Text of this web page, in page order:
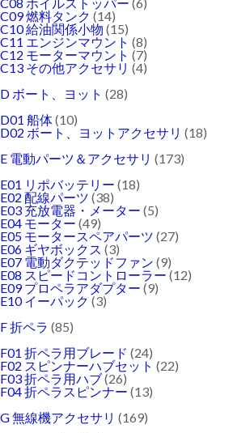
C09 燃料タンク (14)
C10 給油関係小物 (15)
C11 エンジンマウント (8)
C12 モーターマウント (7)
C13 その他アクセサリ (4)
D ボート、ヨット (28)
D01 船体 (10)
D02 ボート、ヨットアクセサリ (18)
E 電動パーツ＆アクセサリ (173)
E01 リポバッテリー (18)
E02 配線パーツ (38)
E03 充放電器・メーター (5)
E04 モーター (49)
E05 モータースペアパーツ (27)
E06 ギヤボックス (3)
E07 電動ダクテッドファン (9)
E08 スピードコントローラー (12)
E09 プロペラアダプター (9)
E10 イーパック (3)
F 折ペラ (85)
F01 折ペラ用ブレード (24)
F02 スピンナーハブセット (22)
F03 折ペラ用ハブ(26)
F04 折ペラスピンナー (13)
G 無線機アクセサリ (169)